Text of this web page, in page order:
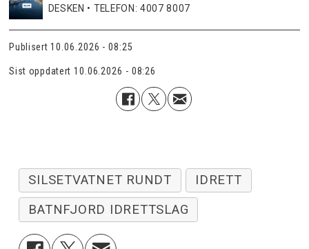
DESKEN • TELEFON: 4007 8007
Publisert 10.06.2026 - 08:25
Sist oppdatert 10.06.2026 - 08:26
SILSETVATNET RUNDT
IDRETT
BATNFJORD IDRETTSLAG